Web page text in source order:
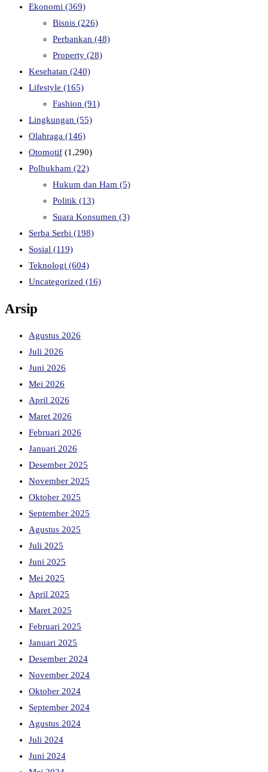
Ekonomi (369)
Bisnis (226)
Perbankan (48)
Property (28)
Kesehatan (240)
Lifestyle (165)
Fashion (91)
Lingkungan (55)
Olahraga (146)
Otomotif (1,290)
Polhukham (22)
Hukum dan Ham (5)
Politik (13)
Suara Konsumen (3)
Serba Serbi (198)
Sosial (119)
Teknologi (604)
Uncategorized (16)
Arsip
Agustus 2026
Juli 2026
Juni 2026
Mei 2026
April 2026
Maret 2026
Februari 2026
Januari 2026
Desember 2025
November 2025
Oktober 2025
September 2025
Agustus 2025
Juli 2025
Juni 2025
Mei 2025
April 2025
Maret 2025
Februari 2025
Januari 2025
Desember 2024
November 2024
Oktober 2024
September 2024
Agustus 2024
Juli 2024
Juni 2024